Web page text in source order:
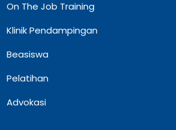
On The Job Training
Klinik Pendampingan
Beasiswa
Pelatihan
Advokasi